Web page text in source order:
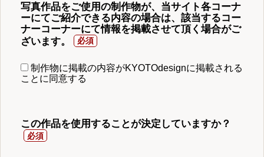
写真作品をご使用の制作物が、当サイト各コーナ
ーにてご紹介できる内容の場合は、該当するコー
ナーコーナーにて情報を掲載させて頂く場合がご
ざいます。
制作物に掲載の内容がKYOTOdesignに掲載される
ことに同意する
この作品を使用することが決定していますか？